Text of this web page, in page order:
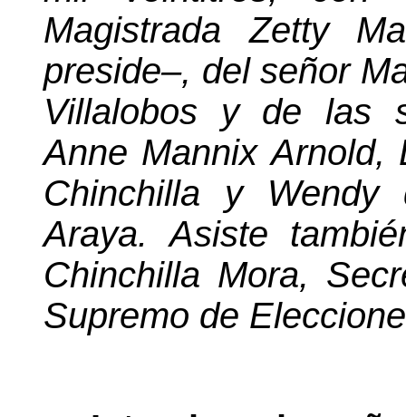
Magistrada Zetty
preside–, del señor
Villalobos y de las
Anne Mannix Arnold,
Chinchilla y Wendy
Araya. Asiste
Chinchilla Mora,
Supremo de